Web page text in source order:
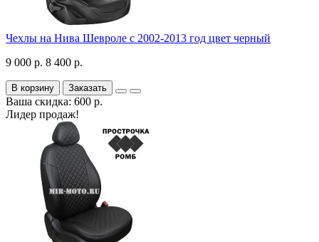
Чехлы на Нива Шевроле с 2002-2013 год цвет черный
9 000 р. 8 400 р.
В корзину Заказать
Ваша скидка: 600 р.
Лидер продаж!